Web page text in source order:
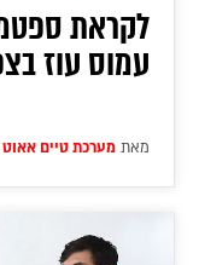
לקראת
עמוס עוז
מאת מערכת טיים אאוט